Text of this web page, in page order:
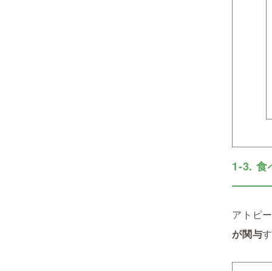
1-3. 食
アトピ
が関与